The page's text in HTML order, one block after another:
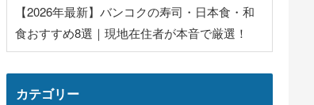
【2026年最新】バンコクの寿司・日本食・和
食おすすめ8選｜現地在住者が本音で厳選！
カテゴリー